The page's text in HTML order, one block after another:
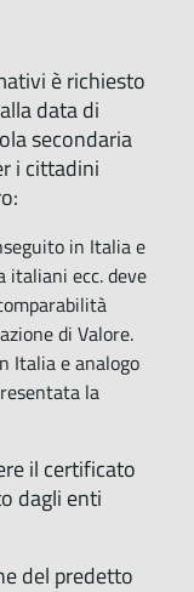
è richiesto
data di
secondaria
i cittadini
in Italia e
italiani ecc. deve
di Valore.
Italia e analogo
la
il certificato
dagli enti
del predetto